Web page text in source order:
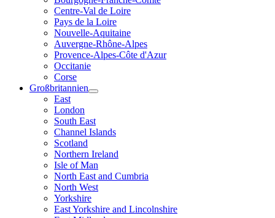
Centre-Val de Loire
Pays de la Loire
Nouvelle-Aquitaine
Auvergne-Rhône-Alpes
Provence-Alpes-Côte d'Azur
Occitanie
Corse
Großbritannien
East
London
South East
Channel Islands
Scotland
Northern Ireland
Isle of Man
North East and Cumbria
North West
Yorkshire
East Yorkshire and Lincolnshire